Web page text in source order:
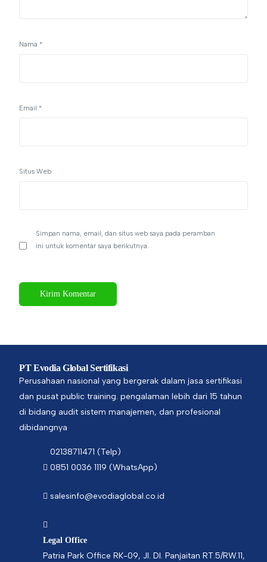
Nama *
Email *
Situs Web
Simpan nama, email, dan situs web saya pada peramban
ini untuk komentar saya berikutnya.
PT Evodia Global Sertifikasi
Perusahaan nasional yang bergerak dalam jasa sertifikasi
dan pusat public training. pengalaman lebih dari 15 tahun
di bidang audit sistem manajemen, dan profesional
dibidangnya
02138711471 (Telp)
0851 0036 1119 (WhatsApp)
salesinfo@evodiaglobal.co.id
Legal Office
Patria Park Office RK-09, Jl. DI. Panjaitan RT.5/RW.11,